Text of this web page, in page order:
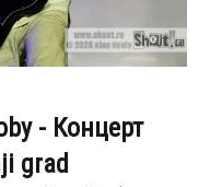
- Концерт
grad